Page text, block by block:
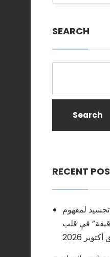
SEARCH
Search
RECENT
تجسيد لمفهوم
الـ 15 دقيقة” في قلب
2026